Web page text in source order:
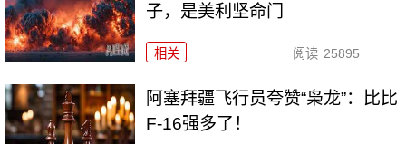
子，是美利坚命门
相关 阅读 25895
阿塞拜疆飞行员夸赞“枭龙”：比比
F-16强多了！